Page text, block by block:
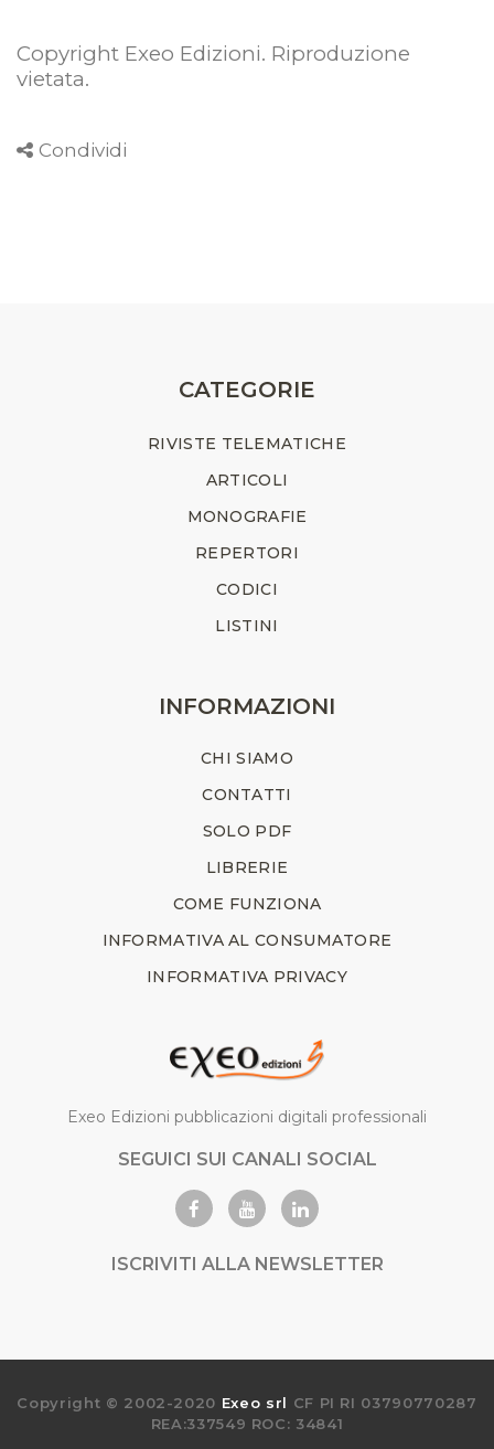
Copyright Exeo Edizioni. Riproduzione
vietata.
Condividi
CATEGORIE
RIVISTE TELEMATICHE
ARTICOLI
MONOGRAFIE
REPERTORI
CODICI
LISTINI
INFORMAZIONI
CHI SIAMO
CONTATTI
SOLO PDF
LIBRERIE
COME FUNZIONA
INFORMATIVA AL CONSUMATORE
INFORMATIVA PRIVACY
Exeo Edizioni pubblicazioni digitali professionali
SEGUICI SUI CANALI SOCIAL
ISCRIVITI ALLA NEWSLETTER
Copyright © 2002-2020 Exeo srl CF PI RI 03790770287
REA:337549 ROC: 34841